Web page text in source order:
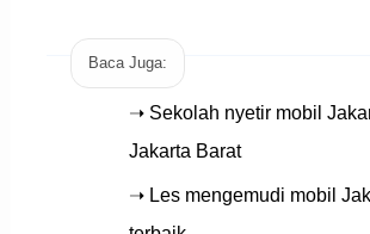
Baca Juga:
➝ Sekolah nyetir mobil
Jakarta Barat
➝ Les mengemudi mobil